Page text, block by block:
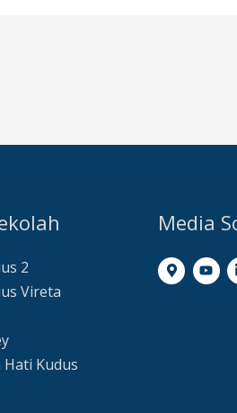
2
Vireta
Hati Kudus
Media